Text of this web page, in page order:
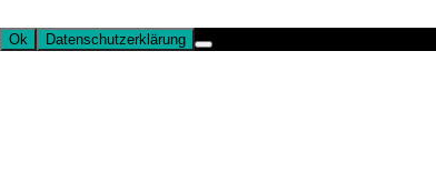
Ok Datenschutzerklärung